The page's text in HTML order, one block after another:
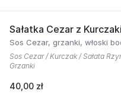
Sałatka Cezar z
Sos Cezar, grzanki, włoski
Sos Cezar / Kurczak / Sałata
Grzanki
40,00 zł